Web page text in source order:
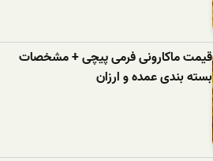
قیمت ماکارونی فرمی پیچی + مشخصات
بسته بندی عمده و ارزان